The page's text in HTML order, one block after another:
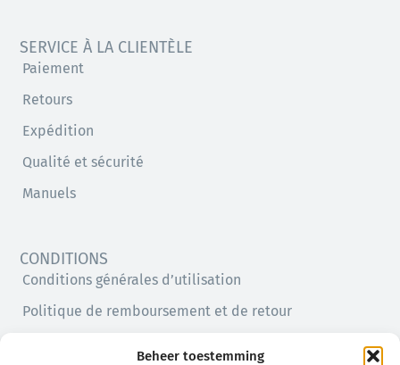
Beheer toestemming
SERVICE À LA CLIENTÈLE
Paiement
Retours
Expédition
Qualité et sécurité
Manuels
CONDITIONS
Conditions générales d’utilisation
Politique de remboursement et de retour